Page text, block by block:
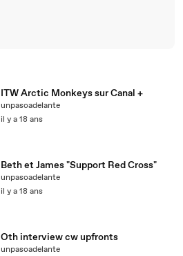
ITW Arctic Monkeys sur Canal +
unpasoadelante
il y a 18 ans
Beth et James "Support Red Cross"
unpasoadelante
il y a 18 ans
Oth interview cw upfronts
unpasoadelante